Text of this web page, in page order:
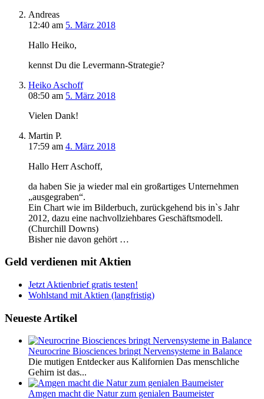
Andreas
12:40 am 5. März 2018
Hallo Heiko,
kennst Du die Levermann-Strategie?
Heiko Aschoff
08:50 am 5. März 2018
Vielen Dank!
Martin P.
17:59 am 4. März 2018
Hallo Herr Aschoff,
da haben Sie ja wieder mal ein großartiges Unternehmen
„ausgegraben“.
Ein Chart wie im Bilderbuch, zurückgehend bis in`s Jahr
2012, dazu eine nachvollziehbares Geschäftsmodell.
(Churchill Downs)
Bisher nie davon gehört …
Geld verdienen mit Aktien
Jetzt Aktienbrief gratis testen!
Wohlstand mit Aktien (langfristig)
Neueste Artikel
Neurocrine Biosciences bringt Nervensysteme in Balance
Die mutigen Entdecker aus Kalifornien Das menschliche
Gehirn ist das...
Amgen macht die Natur zum genialen Baumeister